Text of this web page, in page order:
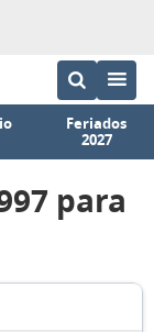
Feriados
2027
para